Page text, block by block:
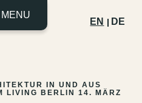
MENU
EN DE
IN UND AUS
LIVING BERLIN 14. MÄRZ